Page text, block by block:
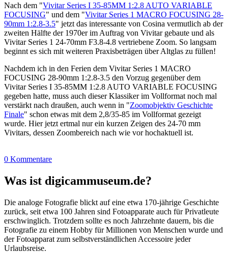
Nach dem "Vivitar Series I 35-85MM 1:2.8 AUTO VARIABLE
FOCUSING" und dem "Vivitar Series 1 MACRO FOCUSING 28-
90mm 1:2.8-3.5" jetzt das interessante von Cosina vermutlich ab der
zweiten Hälfte der 1970er im Auftrag von Vivitar gebaute und als
Vivitar Series 1 24-70mm F3.8-4.8 vertriebene Zoom. So langsam
beginnt es sich mit weiteren Praxisbeträgen über Altglas zu füllen!
Nachdem ich in den Ferien dem Vivitar Series 1 MACRO
FOCUSING 28-90mm 1:2.8-3.5 den Vorzug gegenüber dem
Vivitar Series I 35-85MM 1:2.8 AUTO VARIABLE FOCUSING
gegeben hatte, muss auch dieser Klassiker im Vollformat noch mal
verstärkt nach draußen, auch wenn in "Zoomobjektiv Geschichte
Finale" schon etwas mit dem 2,8/35-85 im Vollformat gezeigt
wurde. Hier jetzt ertmal nur ein kurzen Zeigen des 24-70 mm
Vivitars, dessen Zoombereich nach wie vor hochaktuell ist.
0 Kommentare
Was ist digicammuseum.de?
Die analoge Fotografie blickt auf eine etwa 170-jährige Geschichte
zurück, seit etwa 100 Jahren sind Fotoapparate auch für Privatleute
erschwinglich. Trotzdem sollte es noch Jahrzehnte dauern, bis die
Fotografie zu einem Hobby für Millionen von Menschen wurde und
der Fotoapparat zum selbstverständlichen Accessoire jeder
Urlaubsreise.